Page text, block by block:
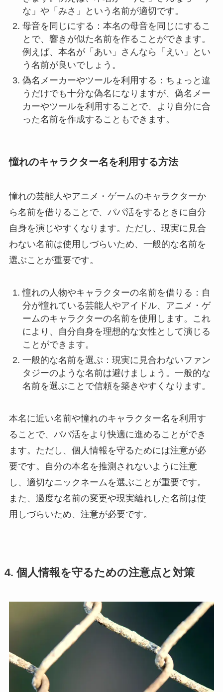
な」や「みさ」という名前が適切です。
母音を同じにする：本名の母音を同じにするこ
とで、響きが似た名前を作ることができます。
例えば、本名が「あい」さんなら「えい」とい
う名前が良いでしょう。
偽名メーカーやツールを利用する：ちょっと違
うだけでも十分な偽名になりますが、偽名メー
カーやツールを利用することで、より自分に合
った名前を作成することもできます。
憧れのキャラクター名を利用する方法
憧れの芸能人やアニメ・ゲームのキャラクターか
ら名前を借りることで、パパ活をするときに自分
自身を演じやすくなります。ただし、現実に見合
わない名前は使用しづらいため、一般的な名前を
選ぶことが重要です。
憧れの人物やキャラクターの名前を借りる：自
分が憧れている芸能人やアイドル、アニメ・ゲ
ームのキャラクターの名前を使用します。これ
により、自分自身を理想的な女性として演じる
ことができます。
一般的な名前を選ぶ：現実に見合わないファン
タジーのような名前は避けましょう。一般的な
名前を選ぶことで信頼を築きやすくなります。
本名に近い名前や憧れのキャラクター名を利用す
ることで、パパ活をより快適に進めることができ
ます。ただし、個人情報を守るためには注意が必
要です。自分の本名を推測されないように注意
し、適切なニックネームを選ぶことが重要です。
また、過度な名前の変更や現実離れした名前は使
用しづらいため、注意が必要です。
4. 個人情報を守るための注意点と対策